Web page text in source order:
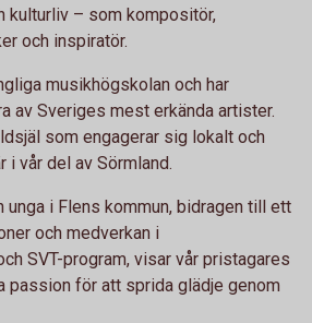
kulturliv – som kompositör,
och inspiratör.
musikhögskolan och har
av Sveriges mest erkända artister.
som engagerar sig lokalt och
i vår del av Sörmland.
unga i Flens kommun, bidragen till ett
och medverkan i
SVT-program, visar vår pristagares
passion för att sprida glädje genom